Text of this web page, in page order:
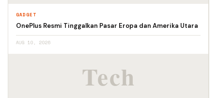
GADGET
OnePlus Resmi Tinggalkan Pasar Eropa dan Amerika Utara
AUG 10, 2026